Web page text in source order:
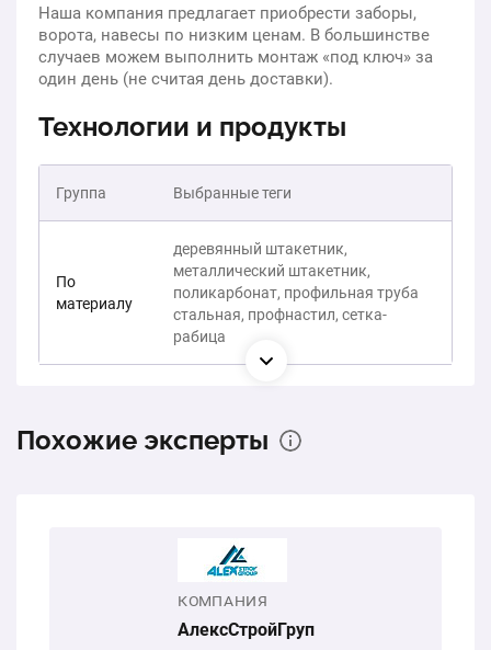
Наша компания предлагает приобрести заборы,
ворота, навесы по низким ценам. В большинстве
случаев можем выполнить монтаж «под ключ» за
один день (не считая день доставки).
Технологии и продукты
Группа Выбранные теги
По
материалу
деревянный штакетник,
металлический штакетник,
поликарбонат, профильная труба
стальная, профнастил, сетка-
рабица
Похожие эксперты
КОМПАНИЯ
АлексСтройГруп